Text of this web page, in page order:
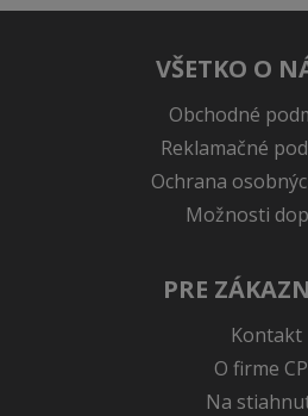
VŠETKO O
Obchodné
Reklamačné
Ochrana
Možnosti
PRE
Kontakt
O firme
Na